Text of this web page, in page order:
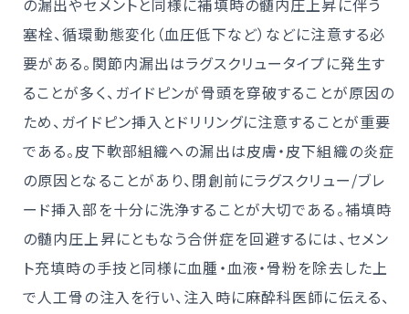
の漏出やセメントと同様に補填時の髄内圧上昇に伴う
塞栓、循環動態変化（血圧低下など）などに注意する必
要がある。関節内漏出はラグスクリュータイプに発生す
ることが多く、ガイドピンが骨頭を穿破することが原因の
ため、ガイドピン挿入とドリリングに注意することが重要
である。皮下軟部組織への漏出は皮膚・皮下組織の炎症
の原因となることがあり、閉創前にラグスクリュー/ブレ
ード挿入部を十分に洗浄することが大切である。補填時
の髄内圧上昇にともなう合併症を回避するには、セメン
ト充填時の手技と同様に血腫・血液・骨粉を除去した上
で人工骨の注入を行い、注入時に麻酔科医師に伝える、